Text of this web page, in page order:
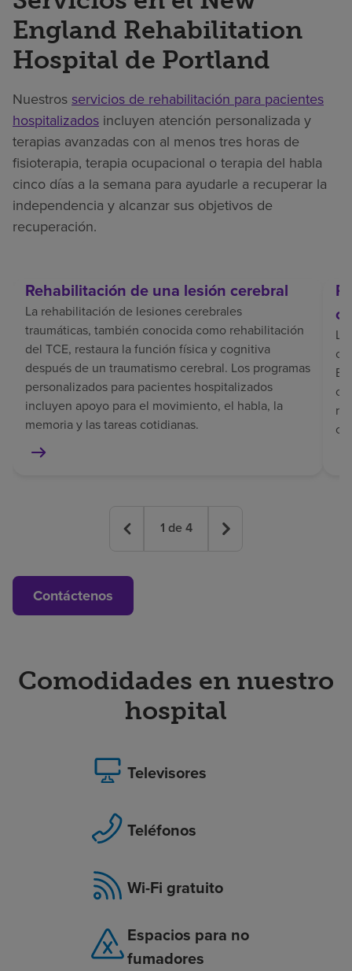
England Rehabilitation
Hospital de Portland
Nuestros servicios de rehabilitación para pacientes
hospitalizados incluyen atención personalizada y
terapias avanzadas con al menos tres horas de
fisioterapia, terapia ocupacional o terapia del habla
cinco días a la semana para ayudarle a recuperar la
independencia y alcanzar sus objetivos de
recuperación.
Rehabilitación de una lesión cerebral
La rehabilitación de lesiones cerebrales
traumáticas, también conocida como rehabilitación
del TCE, restaura la función física y cognitiva
después de un traumatismo cerebral. Los programas
personalizados para pacientes hospitalizados
incluyen apoyo para el movimiento, el habla, la
memoria y las tareas cotidianas.
El
1 de 4
Contáctenos
Comodidades en nuestro
hospital
Televisores
Teléfonos
Wi-Fi gratuito
Espacios para no
fumadores